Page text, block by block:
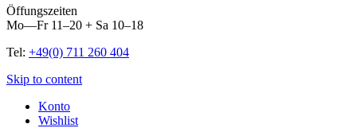
Öffungszeiten
Mo—Fr 11–20 + Sa 10–18
Tel: +49(0) 711 260 404
Skip to content
Konto
Wishlist